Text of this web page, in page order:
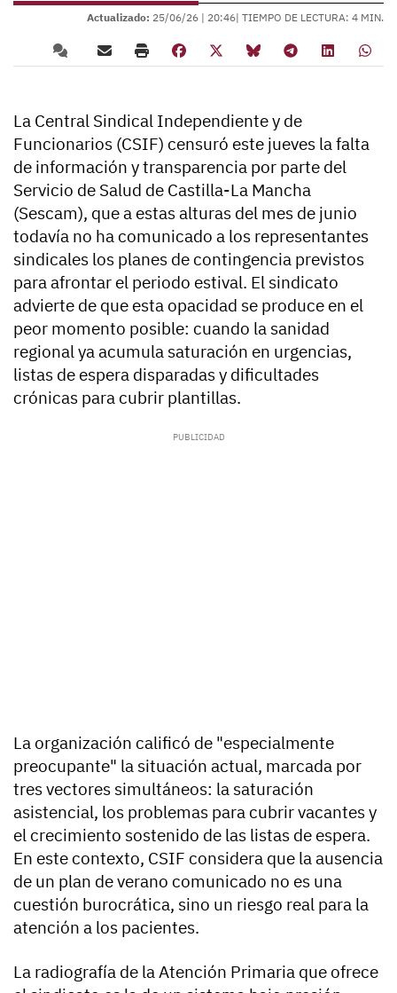
Actualizado: 25/06/26 | 20:46| TIEMPO DE LECTURA: 4 MIN.
La Central Sindical Independiente y de
Funcionarios (CSIF) censuró este jueves la falta
de información y transparencia por parte del
Servicio de Salud de Castilla-La Mancha
(Sescam), que a estas alturas del mes de junio
todavía no ha comunicado a los representantes
sindicales los planes de contingencia previstos
para afrontar el periodo estival. El sindicato
advierte de que esta opacidad se produce en el
peor momento posible: cuando la sanidad
regional ya acumula saturación en urgencias,
listas de espera disparadas y dificultades
crónicas para cubrir plantillas.
La organización calificó de "especialmente
preocupante" la situación actual, marcada por
tres vectores simultáneos: la saturación
asistencial, los problemas para cubrir vacantes y
el crecimiento sostenido de las listas de espera.
En este contexto, CSIF considera que la ausencia
de un plan de verano comunicado no es una
cuestión burocrática, sino un riesgo real para la
atención a los pacientes.
La radiografía de la Atención Primaria que ofrece